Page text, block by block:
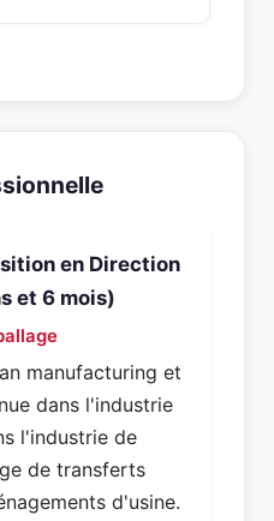
en Direction
et 6 mois)
manufacturing et
dans l'industrie
l'industrie de
de transferts
d'usine.